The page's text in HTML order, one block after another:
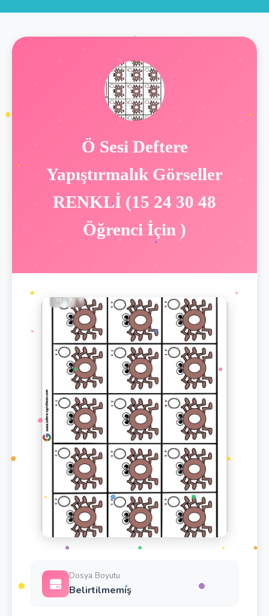
Ö Sesi Deftere
Yapıştırmalık Görseller
RENKLİ (15 24 30 48
Öğrenci İçin )
Dosya Boyutu
Belirtilmemiş